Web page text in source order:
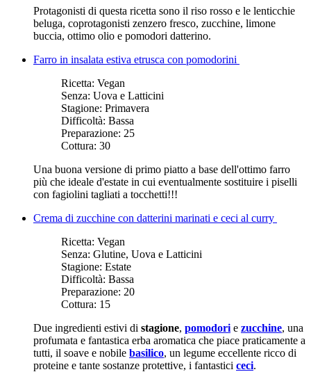
Protagonisti di questa ricetta sono il riso rosso e le lenticchie
beluga, coprotagonisti zenzero fresco, zucchine, limone
buccia, ottimo olio e pomodori datterino.
Farro in insalata estiva etrusca con pomodorini
Ricetta: Vegan
Senza: Uova e Latticini
Stagione: Primavera
Difficoltà: Bassa
Preparazione: 25
Cottura: 30
Una buona versione di primo piatto a base dell'ottimo farro
più che ideale d'estate in cui eventualmente sostituire i piselli
con fagiolini tagliati a tocchetti!!!
Crema di zucchine con datterini marinati e ceci al curry
Ricetta: Vegan
Senza: Glutine, Uova e Latticini
Stagione: Estate
Difficoltà: Bassa
Preparazione: 20
Cottura: 15
Due ingredienti estivi di stagione, pomodori e zucchine, una
profumata e fantastica erba aromatica che piace praticamente a
tutti, il soave e nobile basilico, un legume eccellente ricco di
proteine e tante sostanze protettive, i fantastici ceci.